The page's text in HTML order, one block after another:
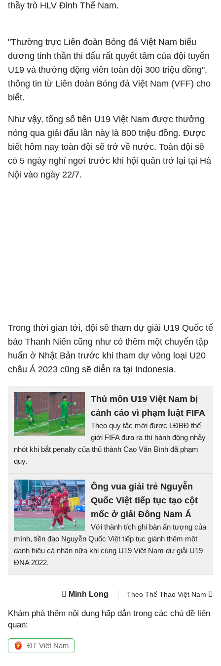
thầy trò HLV Đinh Thế Nam.
"Thường trực Liên đoàn Bóng đá Việt Nam biểu
dương tinh thần thi đấu rất quyết tâm của đội tuyển
U19 và thưởng động viên toàn đội 300 triệu đồng",
thông tin từ Liên đoàn Bóng đá Việt Nam (VFF) cho
biết.
Như vậy, tổng số tiền U19 Việt Nam được thưởng
nóng qua giải đấu lần này là 800 triệu đồng. Được
biết hôm nay toàn đội sẽ trở về nước. Toàn đội sẽ
có 5 ngày nghỉ ngơi trước khi hội quân trở lại tại Hà
Nội vào ngày 22/7.
Trong thời gian tới, đội sẽ tham dự giải U19 Quốc tế
báo Thanh Niên cũng như có thêm một chuyến tập
huấn ở Nhật Bản trước khi tham dự vòng loại U20
châu Á 2023 cũng sẽ diễn ra tại Indonesia.
Thủ môn U19 Việt Nam bị
cảnh cáo vì phạm luật FIFA
Theo quy tắc mới được LĐBĐ thế
giới FIFA đưa ra thì hành động nhảy
nhót khi bắt penalty của thủ thành Cao Văn Bình đã phạm
quy.
Ông vua giải trẻ Nguyễn
Quốc Việt tiếp tục tạo cột
mốc ở giải Đông Nam Á
Với thành tích ghi bàn ấn tượng của
mình, tiền đạo Nguyễn Quốc Việt tiếp tục giành thêm một
danh hiệu cá nhân nữa khi cùng U19 Việt Nam dự giải U19
ĐNA 2022.
Minh Long Theo Thể Thao Việt Nam
Khám phá thêm nội dung hấp dẫn trong các chủ đề liên
quan:
ĐT Việt Nam